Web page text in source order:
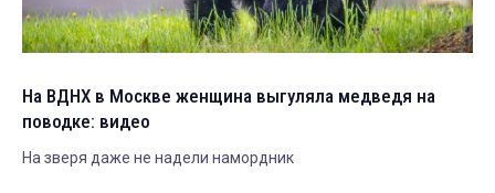
На ВДНХ в Москве женщина выгуляла медведя на
поводке: видео
На зверя даже не надели намордник